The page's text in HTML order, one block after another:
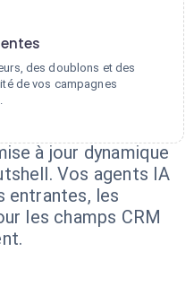
des doublons et des
de vos campagnes
à jour dynamique
Vos agents IA
entrantes, les
les champs CRM